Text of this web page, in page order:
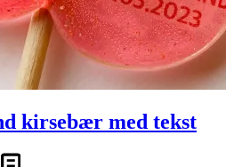
kirsebær med tekst